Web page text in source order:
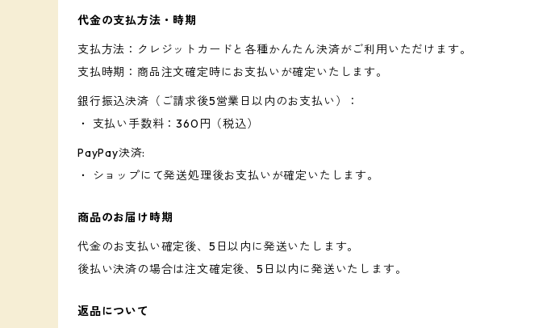
代金の支払方法・時期
支払方法：クレジットカードと各種かんたん決済がご利用いただけます。
支払時期：商品注文確定時にお支払いが確定いたします。
銀行振込決済（ご請求後5営業日以内のお支払い）：
・ 支払い手数料：360円（税込）
PayPay決済:
・ ショップにて発送処理後お支払いが確定いたします。
商品のお届け時期
代金のお支払い確定後、5日以内に発送いたします。
後払い決済の場合は注文確定後、5日以内に発送いたします。
返品について